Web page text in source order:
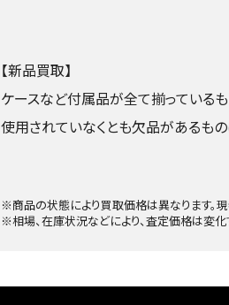
【新品買取】
ケースなど付属品が全て揃っているも
使用されていなくとも欠品があるも
※商品の状態により買取価格は異なります。
※相場、在庫状況などにより、査定価格は変化